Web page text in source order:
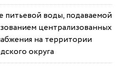
питьевой воды, подаваемой
централизованных
на территории
округа